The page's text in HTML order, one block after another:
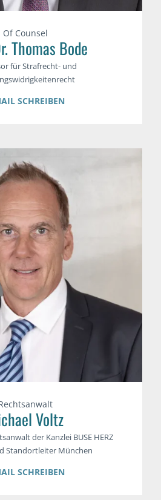
Of Counsel
Thomas Bode
für Strafrecht- und
SCHREIBEN
Voltz
der Kanzlei BUSE HERZ
Standortleiter München
SCHREIBEN